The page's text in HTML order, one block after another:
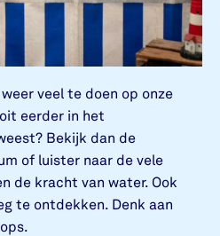
veel te doen op onze
eerder in het
Bekijk dan de
of luister naar de vele
de kracht van water. Ook
te ontdekken. Denk aan